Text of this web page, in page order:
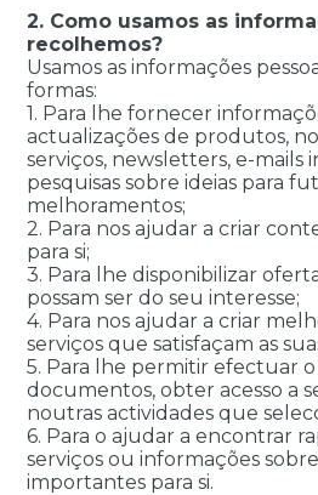
2. Como usamos as
recolhemos?
Usamos as informações
formas:
1. Para lhe fornecer
actualizações de produtos,
serviços, newsletters, e-mails
pesquisas sobre ideias para
melhoramentos;
2. Para nos ajudar a criar
para si;
3. Para lhe disponibilizar
possam ser do seu interesse;
4. Para nos ajudar a criar
serviços que satisfaçam as
5. Para lhe permitir efectuar
documentos, obter acesso a
noutras actividades que
6. Para o ajudar a encontrar
serviços ou informações
importantes para si.